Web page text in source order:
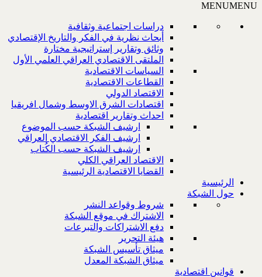
MENUMENU
دراسات اجتماعية وثقافية
أبحاث نظرية في الفكر والتاريخ الإقتصادي
وثائق وتقارير إستراتيجية مختارة
الملتقى الاقتصادي العراقي العلمي الأول
السياسات الاقتصادية
القطاعات الاقتصادية
الاقتصاد الدولي
اقتصادات الشرق الاوسط وشمال افريقيا
احداث وتقارير اقتصادية
ارشيف الشبكة حسب الموضوع
ارشيف الفكر الاقتصادي العراقي
ارشيف الشبكة حسب الكُتاب
الاقتصاد العراقي الكلي
القضايا الاقتصادية الرئيسية
الرئيسية
حول الشبكة
شروط وقواعد النشر
الاشتراك في موقع الشبكة
دفع الاشتراكات والتبرعات
هيئة التحرير
ميثاق تأسيس الشبكة
ميثاق الشبكة المعدل
قوانين اقتصادية